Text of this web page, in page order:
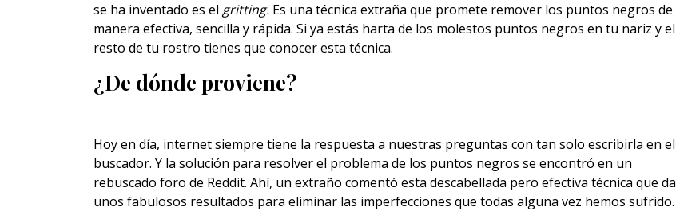
se ha inventado es el gritting. Es una técnica extraña que promete remover los puntos negros de
manera efectiva, sencilla y rápida. Si ya estás harta de los molestos puntos negros en tu nariz y el
resto de tu rostro tienes que conocer esta técnica.
¿De dónde proviene?
Hoy en día, internet siempre tiene la respuesta a nuestras preguntas con tan solo escribirla en el
buscador. Y la solución para resolver el problema de los puntos negros se encontró en un
rebuscado foro de Reddit. Ahí, un extraño comentó esta descabellada pero efectiva técnica que da
unos fabulosos resultados para eliminar las imperfecciones que todas alguna vez hemos sufrido.